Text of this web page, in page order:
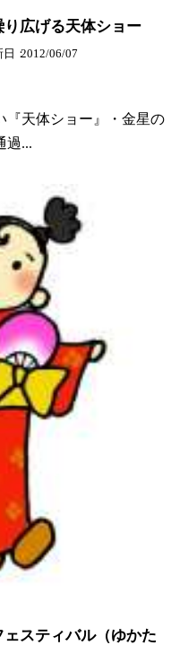
広げる天体ショー
日 2012/06/07
『天体ショー』・金星の
過...
スティバル（ゆかた